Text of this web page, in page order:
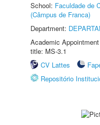
School: Faculdade de
(Câmpus de Franca)
Department:
Academic
title: MS-3.1
CV Lattes
Repositório